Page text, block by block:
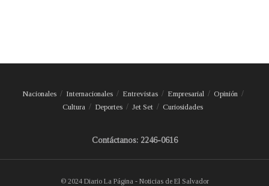
Nacionales Internacionales Entrevistas Empresarial
Opinión
Cultura
Deportes Jet Set Curiosidades
Contáctanos: 2246-0616
© 2024 Diario La Página - Noticias de El Salvador